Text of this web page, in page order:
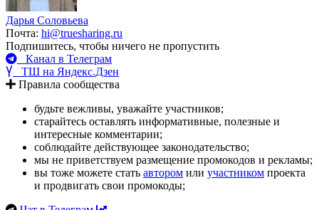
Дарья Соловьева
Почта: hi@truesharing.ru
Подпишитесь, чтобы ничего не пропустить
Канал в Телеграм
ТШ на Яндекс.Дзен
Правила сообщества
будьте вежливы, уважайте участников;
старайтесь оставлять информативные, полезные и
интересные комментарии;
соблюдайте действующее законодательство;
мы не приветствуем размещение промокодов и рекламы;
вы тоже можете стать автором или участником проекта
и продвигать свои промокоды;